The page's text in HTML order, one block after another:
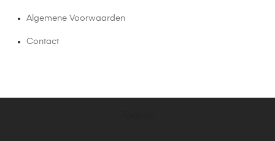
Algemene Voorwaarden
Contact